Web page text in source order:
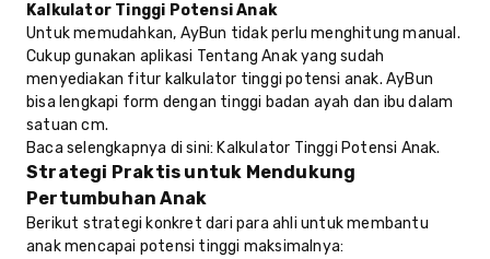
Kalkulator Tinggi Potensi Anak
Untuk memudahkan, AyBun tidak perlu menghitung manual.
Cukup gunakan aplikasi Tentang Anak yang sudah
menyediakan fitur kalkulator tinggi potensi anak. AyBun
bisa lengkapi form dengan tinggi badan ayah dan ibu dalam
satuan cm.
Baca selengkapnya di sini: Kalkulator Tinggi Potensi Anak.
Strategi Praktis untuk Mendukung
Pertumbuhan Anak
Berikut strategi konkret dari para ahli untuk membantu
anak mencapai potensi tinggi maksimalnya: